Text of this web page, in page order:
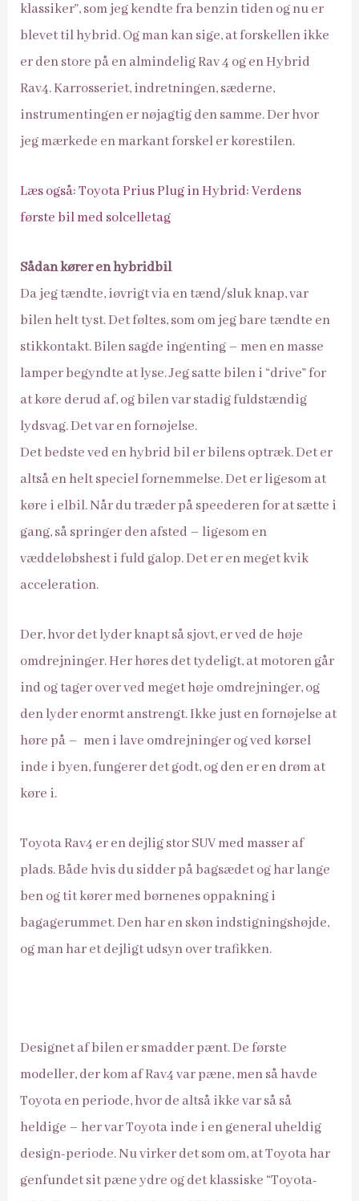
klassiker”, som jeg kendte fra benzin tiden og nu er
blevet til hybrid. Og man kan sige, at forskellen ikke
er den store på en almindelig Rav 4 og en Hybrid
Rav4. Karrosseriet, indretningen, sæderne,
instrumentingen er nøjagtig den samme. Der hvor
jeg mærkede en markant forskel er kørestilen.
Læs også: Toyota Prius Plug in Hybrid: Verdens
første bil med solcelletag
Sådan kører en hybridbil
Da jeg tændte, iøvrigt via en tænd/sluk knap, var
bilen helt tyst. Det føltes, som om jeg bare tændte en
stikkontakt. Bilen sagde ingenting – men en masse
lamper begyndte at lyse. Jeg satte bilen i “drive” for
at køre derud af, og bilen var stadig fuldstændig
lydsvag. Det var en fornøjelse.
Det bedste ved en hybrid bil er bilens optræk. Det er
altså en helt speciel fornemmelse. Det er ligesom at
køre i elbil. Når du træder på speederen for at sætte i
gang, så springer den afsted – ligesom en
væddeløbshest i fuld galop. Det er en meget kvik
acceleration.
Der, hvor det lyder knapt så sjovt, er ved de høje
omdrejninger. Her høres det tydeligt, at motoren går
ind og tager over ved meget høje omdrejninger, og
den lyder enormt anstrengt. Ikke just en fornøjelse at
høre på – men i lave omdrejninger og ved kørsel
inde i byen, fungerer det godt, og den er en drøm at
køre i.
Toyota Rav4 er en dejlig stor SUV med masser af
plads. Både hvis du sidder på bagsædet og har lange
ben og tit kører med børnenes oppakning i
bagagerummet. Den har en skøn indstigningshøjde,
og man har et dejligt udsyn over trafikken.
Designet af bilen er smadder pænt. De første
modeller, der kom af Rav4 var pæne, men så havde
Toyota en periode, hvor de altså ikke var så så
heldige – her var Toyota inde i en general uheldig
design-periode. Nu virker det som om, at Toyota har
genfundet sit pæne ydre og det klassiske “Toyota-